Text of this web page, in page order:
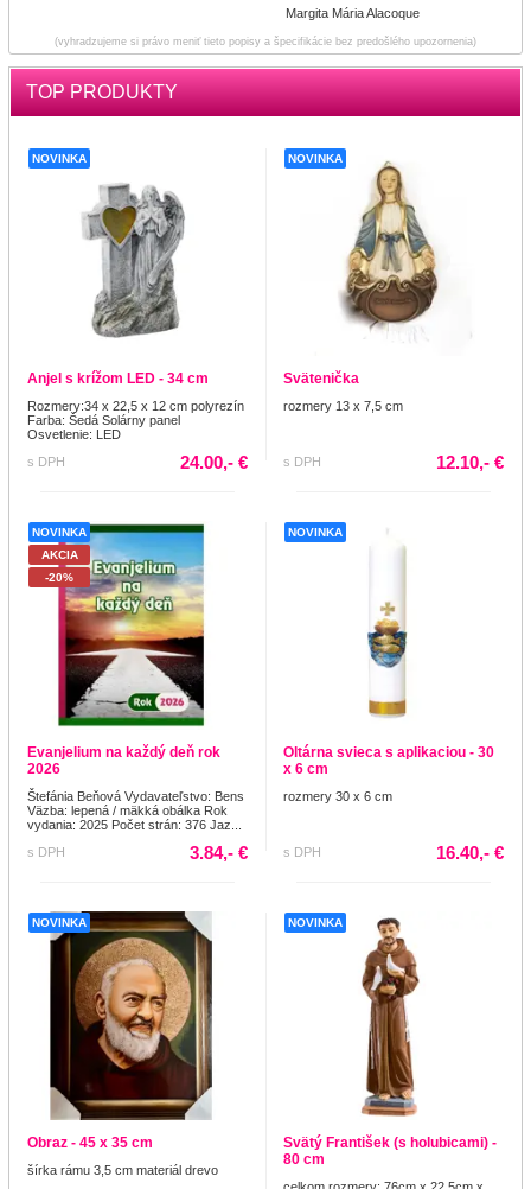
Margita Mária Alacoque
(vyhradzujeme si právo meniť tieto popisy a špecifikácie bez predošlého upozornenia)
TOP PRODUKTY
NOVINKA
Anjel s krížom LED - 34 cm
Rozmery:34 x 22,5 x 12 cm polyrezín
Farba: Šedá Solárny panel
Osvetlenie: LED
s DPH
24.00,- €
NOVINKA
Svätenička
rozmery 13 x 7,5 cm
s DPH 12.10,- €
NOVINKA
AKCIA
-20%
Evanjelium na každý deň rok
2026
Štefánia Beňová Vydavateľstvo: Bens
Väzba: lepená / mäkká obálka Rok
vydania: 2025 Počet strán: 376 Jaz...
s DPH
3.84,- €
NOVINKA
Oltárna svieca s aplikaciou - 30
x 6 cm
rozmery 30 x 6 cm
s DPH 16.40,- €
NOVINKA
Obraz - 45 x 35 cm
šírka rámu 3,5 cm materiál drevo
NOVINKA
Svätý František (s holubicami) -
80 cm